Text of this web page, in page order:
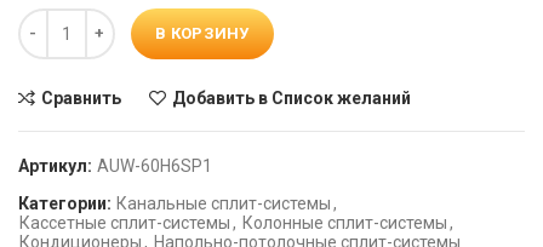
Количество
В КОРЗИНУ
Сравнить Добавить в Список желаний
Артикул: AUW-60H6SP1
Категории: Канальные сплит-системы,
Кассетные сплит-системы, Колонные сплит-системы,
Кондиционеры, Напольно-потолочные сплит-системы